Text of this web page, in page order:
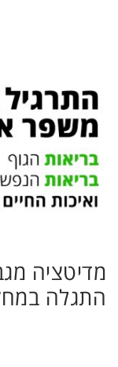
מדיטציה
התגלה